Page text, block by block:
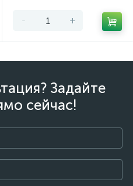
- +
Задайте
сейчас!